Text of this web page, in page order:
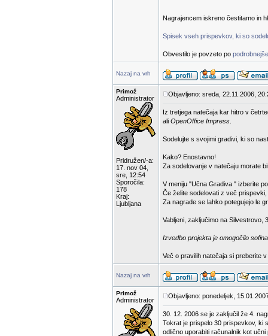
Nagrajencem iskreno čestitamo in
Spisek vseh prispevkov, ki so
Obvestilo je povzeto po
Nazaj na vrh
Primož
Administrator
Pridružen/-a:
17. nov 04,
sre, 12:54
Sporočila:
178
Kraj:
Ljubljana
Objavljeno: sreda, 22.11.2006,
Iz tretjega natečaja kar hitro v
ali OpenOffice Impress
Sodelujte s svojimi gradivi, ki so
Kako? Enostavno!
Za sodelovanje v natečaju morate
V meniju "Učna Gradiva " izberite
Če želite sodelovati z več
Za nagrade se lahko potegujejo le
Vabljeni, zaključimo na Silvestrovo,
Izvedbo projekta je omogočilo
Več o pravilih natečaja si preberite v
Nazaj na vrh
Primož
Administrator
Objavljeno: ponedeljek,
30. 12. 2006 se je zaključil že 4.
Tokrat je prispelo 30 prispevkov, ki
odlično uporabiti računalnik kot učni